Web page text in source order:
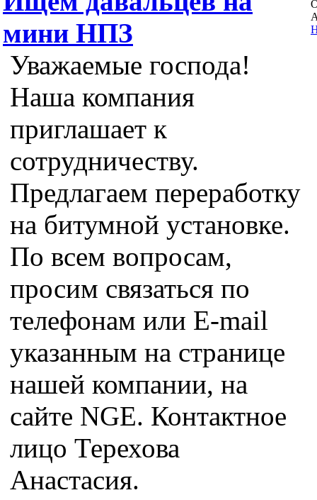
мини НПЗ
Уважаемые господа!
Наша компания
приглашает к
сотрудничеству.
Предлагаем переработку
на битумной установке.
По всем вопросам,
просим связаться по
телефонам или E-mail
указанным на странице
нашей компании, на
сайте NGE. Контактное
лицо Терехова
Анастасия.